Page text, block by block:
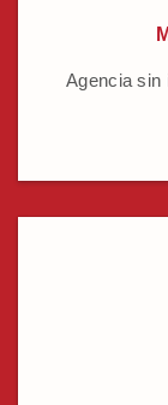
Agencia sin